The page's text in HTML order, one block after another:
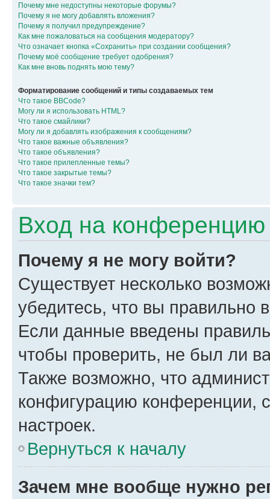
Почему мне недоступны некоторые форумы?
Почему я не могу добавлять вложения?
Почему я получил предупреждение?
Как мне пожаловаться на сообщения модератору?
Что означает кнопка «Сохранить» при создании сообщения?
Почему моё сообщение требует одобрения?
Как мне вновь поднять мою тему?
Форматирование сообщений и типы создаваемых тем
Что такое BBCode?
Могу ли я использовать HTML?
Что такое смайлики?
Могу ли я добавлять изображения к сообщениям?
Что такое важные объявления?
Что такое объявления?
Что такое прилепленные темы?
Что такое закрытые темы?
Что такое значки тем?
Вход на конференцию
Почему я не могу войти?
Существует несколько
убедитесь, что вы правильно
Если данные введены
чтобы проверить, не был ли
Также возможно, что
конфигурацию конференции,
настроек.
Вернуться к началу
Зачем мне вообще нужно